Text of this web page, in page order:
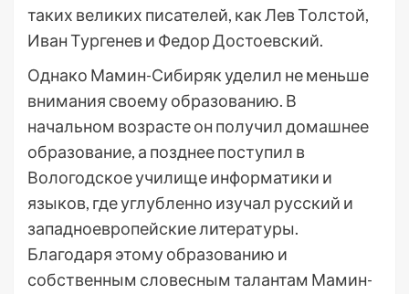
таких великих писателей, как Лев Толстой,
Иван Тургенев и Федор Достоевский.
Однако Мамин-Сибиряк уделил не меньше
внимания своему образованию. В
начальном возрасте он получил домашнее
образование, а позднее поступил в
Вологодское училище информатики и
языков, где углубленно изучал русский и
западноевропейские литературы.
Благодаря этому образованию и
собственным словесным талантам Мамин-